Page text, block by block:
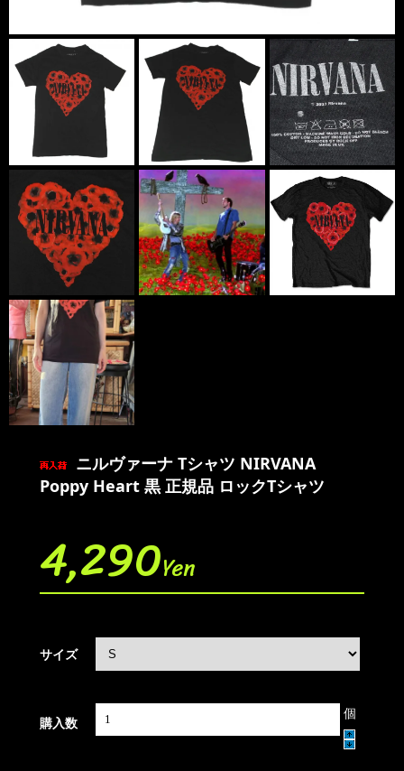
ニルヴァーナ Tシャツ NIRVANA
Poppy Heart 黒 正規品 ロックTシャツ
4,290Yen
サイズ
購入数
個